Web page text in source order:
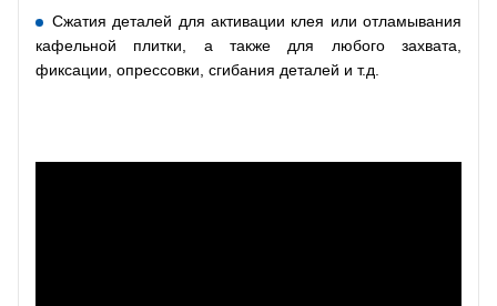
Сжатия деталей для активации клея или отламывания
кафельной плитки, а также для любого захвата,
фиксации, опрессовки, сгибания деталей и т.д.